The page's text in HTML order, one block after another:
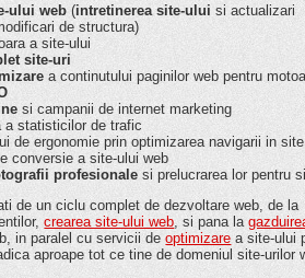
ului web (intretinerea site-ului si actualizari
de structura)
a site-ului
site-uri
a continutului paginilor web pentru
si campanii de internet marketing
a statisticilor de trafic
de ergonomie prin optimizarea navigarii in site
conversie a site-ului web
profesionale si prelucrarea lor pentru
de un ciclu complet de dezvoltare web, de la
crearea site-ului web , si pana la
in paralel cu servicii deoptimizare a site-ului
aproape tot ce tine de domeniul site-urilor